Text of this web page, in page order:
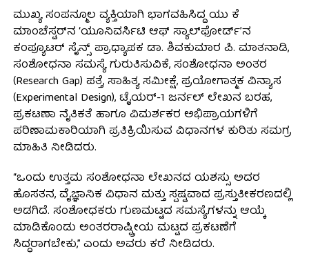
ಮುಖ್ಯ ಸಂಪನ್ಮೂಲ ವ್ಯಕ್ತಿಯಾಗಿ ಭಾಗವಹಿಸಿದ್ದ ಯು ಕೆ
ಮಾಂಚೆಸ್ಟರ್‌ನ ‘ಯೂನಿವರ್ಸಿಟಿ ಆಫ್ ಸ್ಯಾಲ್‌ಫೋರ್ಡ್’ನ
ಕಂಪ್ಯೂಟರ್ ಸೈನ್ಸ್ ಪ್ರಾಧ್ಯಾಪಕ ಡಾ. ಶಿವಕುಮಾರ ಪಿ. ಮಾತನಾಡಿ,
ಸಂಶೋಧನಾ ಸಮಸ್ಯೆ ಗುರುತಿಸುವಿಕೆ, ಸಂಶೋಧನಾ ಅಂತರ
(Research Gap) ಪತ್ತೆ, ಸಾಹಿತ್ಯ ಸಮೀಕ್ಷೆ, ಪ್ರಯೋಗಾತ್ಮಕ ವಿನ್ಯಾಸ
(Experimental Design), ಟೈಯರ್-1 ಜರ್ನಲ್ ಲೇಖನ ಬರಹ,
ಪ್ರಕಟಣಾ ನೈತಿಕತೆ ಹಾಗೂ ವಿಮರ್ಶಕರ ಅಭಿಪ್ರಾಯಗಳಿಗೆ
ಪರಿಣಾಮಕಾರಿಯಾಗಿ ಪ್ರತಿಕ್ರಿಯಿಸುವ ವಿಧಾನಗಳ ಕುರಿತು ಸಮಗ್ರ
ಮಾಹಿತಿ ನೀಡಿದರು.
“ಒಂದು ಉತ್ತಮ ಸಂಶೋಧನಾ ಲೇಖನದ ಯಶಸ್ಸು ಅದರ
ಹೊಸತನ, ವೈಜ್ಞಾನಿಕ ವಿಧಾನ ಮತ್ತು ಸ್ಪಷ್ಟವಾದ ಪ್ರಸ್ತುತೀಕರಣದಲ್ಲಿ
ಅಡಗಿದೆ. ಸಂಶೋಧಕರು ಗುಣಮಟ್ಟದ ಸಮಸ್ಯೆಗಳನ್ನು ಆಯ್ಕೆ
ಮಾಡಿಕೊಂಡು ಅಂತರರಾಷ್ಟ್ರೀಯ ಮಟ್ಟದ ಪ್ರಕಟಣೆಗೆ
ಸಿದ್ಧರಾಗಬೇಕು,” ಎಂದು ಅವರು ಕರೆ ನೀಡಿದರು.